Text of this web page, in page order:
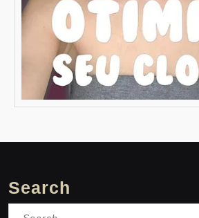
Search